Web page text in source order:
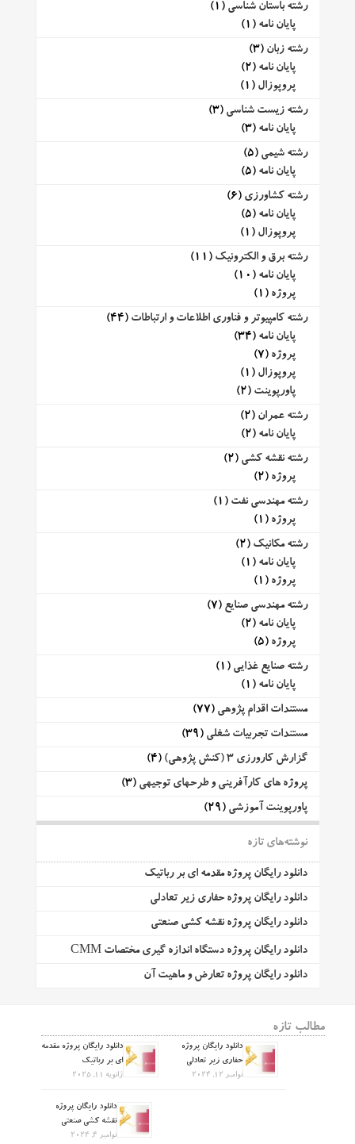
رشته باستان شناسی (1)
پایان نامه (1)
رشته زبان (3)
پایان نامه (2)
پروپوزال (1)
رشته زیست شناسی (3)
پایان نامه (3)
رشته شیمی (5)
پایان نامه (5)
رشته کشاورزی (6)
پایان نامه (5)
پروپوزال (1)
رشته برق و الکترونیک (11)
پایان نامه (10)
پروژه (1)
رشته کامپیوتر و فناوری اطلاعات و ارتباطات (44)
پایان نامه (34)
پروژه (7)
پروپوزال (1)
پاورپوینت (2)
رشته عمران (2)
پایان نامه (2)
رشته نقشه کشی (2)
پروژه (2)
رشته مهندسی نفت (1)
پروژه (1)
رشته مکانیک (2)
پایان نامه (1)
پروژه (1)
رشته مهندسی صنایع (7)
پایان نامه (2)
پروژه (5)
رشته صنایع غذایی (1)
پایان نامه (1)
مستندات اقدام پژوهی (77)
مستندات تجربیات شغلی (39)
گزارش کارورزی 3 (کنش پژوهی)
(4)
پروژه های کارآفرینی و طرحهای توجیهی (3)
پاورپوینت آموزشی (29)
نوشته‌های تازه
دانلود رایگان پروژه مقدمه ای بر رباتیک
دانلود رایگان پروژه حفاری زیر تعادلی
دانلود رایگان پروژه نقشه کشی صنعتی
دانلود رایگان پروژه دستگاه اندازه گیری مختصات CMM
دانلود رایگان پروژه تعارض و ماهیت آن
مطالب تازه
دانلود رایگان پروژه مقدمه
ای بر رباتیک
ژانویه 11, 2025
دانلود رایگان پروژه
حفاری زیر تعادلی
نوامبر 12, 2024
دانلود رایگان پروژه
نقشه کشی صنعتی
نوامبر 4, 2024